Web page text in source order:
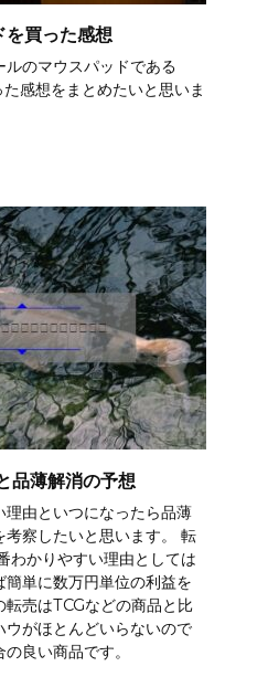
買った感想
のマウスパッドである
感想をまとめたいと思いま
品薄解消の予想
由といつになったら品薄
察したいと思います。 転
かりやすい理由としては
単に数万円単位の利益を
売はTCGなどの商品と比
がほとんどいらないので
の良い商品です。